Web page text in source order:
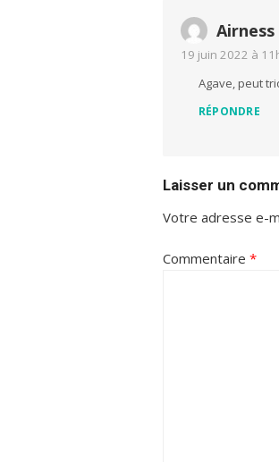
Airness
19 juin 2022 à
Agave, peut
RÉPONDRE
Laisser un
Votre adresse e-
Commentaire *